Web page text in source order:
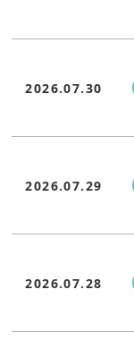
2026.07.30
2026.07.29
2026.07.28